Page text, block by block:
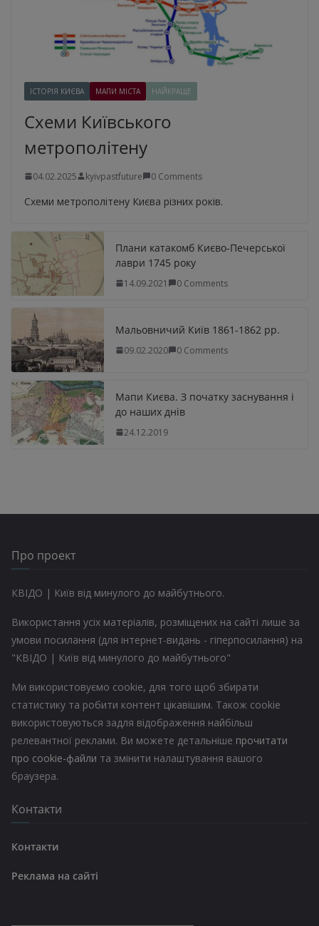
ІСТОРІЯ КИЄВА МАПИ МІСТА НАЙКРАЩЕ
Схеми Київського
метрополітену
04.02.2025 kyivpastfuture 0 Comments
Схеми метрополітену Києва різних років.
Плани катакомб Києво-Печерської
лаври 1745 року
14.09.2021 0 Comments
Мальовничий Київ 1861-1862 рр.
09.02.2020 0 Comments
Мапи Києва. З початку заснування і
до наших днів
24.12.2019
Про проект
КВІДО | Київ від минулого до майбутнього.
Використання усіх матеріалів, розміщених на сайті лише за
умови посилання (для інтернет-видань - гіперпосилання) на
"КВІДО | Київ від минулого до майбутнього"
Ми використовуємо cookie, для того щоб збирати
статистику та робити контент цікавішим. Також cookie
використовуються задля відображення найбільш
релевантної реклами. Ви можете детальніше прочитати
про cookie-файли та змінити налаштування вашого
браузера.
Контакти
Контакти
Реклама на сайті